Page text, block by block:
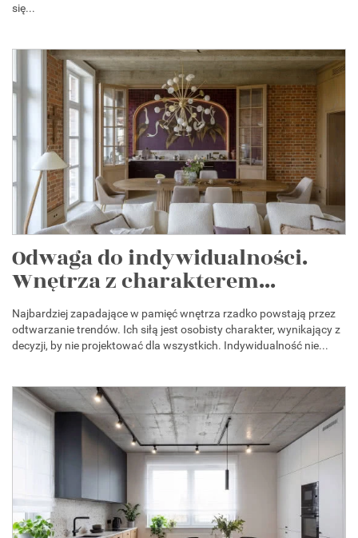
się...
Odwaga do indywidualności.
Wnętrza z charakterem...
Najbardziej zapadające w pamięć wnętrza rzadko powstają przez
odtwarzanie trendów. Ich siłą jest osobisty charakter, wynikający z
decyzji, by nie projektować dla wszystkich. Indywidualność nie...